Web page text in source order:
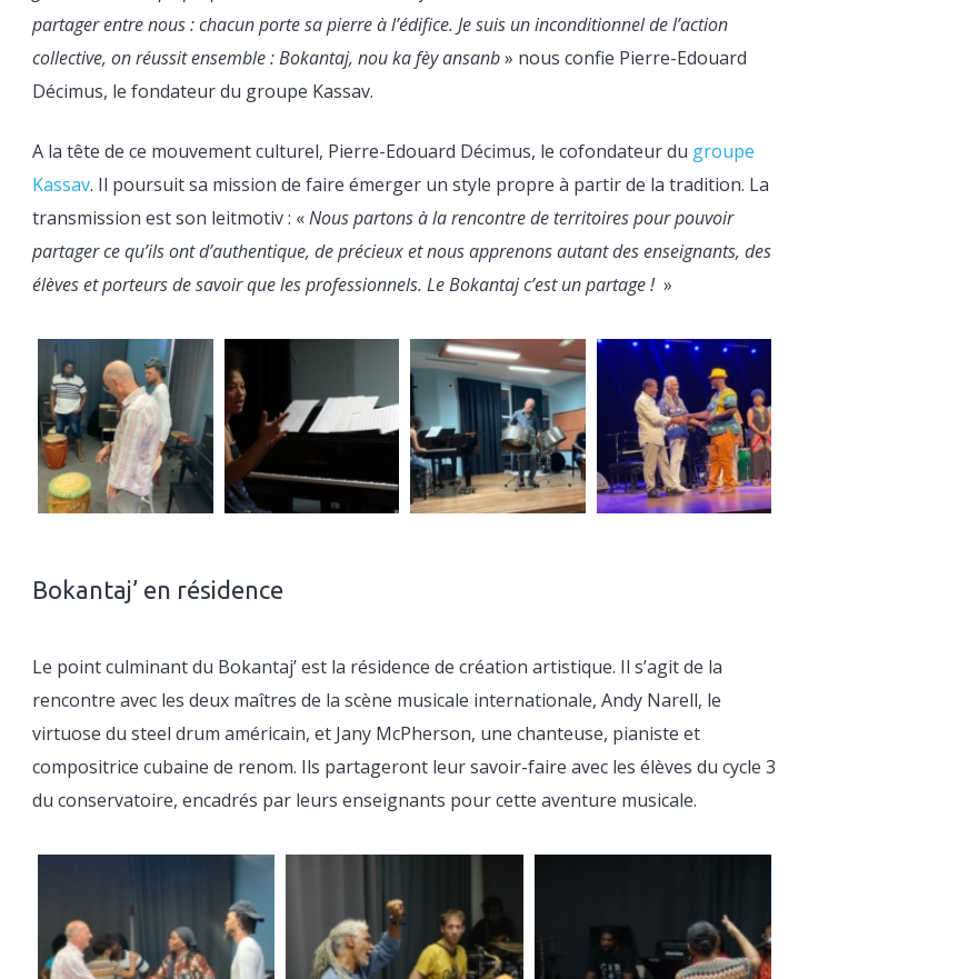
partager entre nous : chacun porte sa pierre à l’édifice. Je suis un inconditionnel de l’action
collective, on réussit ensemble : Bokantaj, nou ka fèy ansanb» nous confie Pierre-Edouard
Décimus, le fondateur du groupe Kassav.
A la tête de ce mouvement culturel, Pierre-Edouard Décimus, le cofondateur du groupe
Kassav. Il poursuit sa mission de faire émerger un style propre à partir de la tradition. La
transmission est son leitmotiv : «Nous partons à la rencontre de territoires pour pouvoir
partager ce qu’ils ont d’authentique, de précieux et nous apprenons autant des enseignants, des
élèves et porteurs de savoir que les professionnels. Le Bokantaj c’est un partage !»
Bokantaj’ en résidence
Le point culminant du Bokantaj’ est la résidence de création artistique. Il s’agit de la
rencontre avec les deux maîtres de la scène musicale internationale, Andy Narell, le
virtuose du steel drum américain, et Jany McPherson, une chanteuse, pianiste et
compositrice cubaine de renom. Ils partageront leur savoir-faire avec les élèves du cycle 3
du conservatoire, encadrés par leurs enseignants pour cette aventure musicale.